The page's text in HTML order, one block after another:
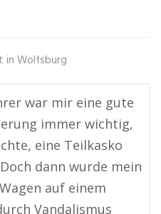
in Wolfsburg
war mir eine gute
immer wichtig,
eine Teilkasko
dann wurde mein
auf einem
Vandalismus